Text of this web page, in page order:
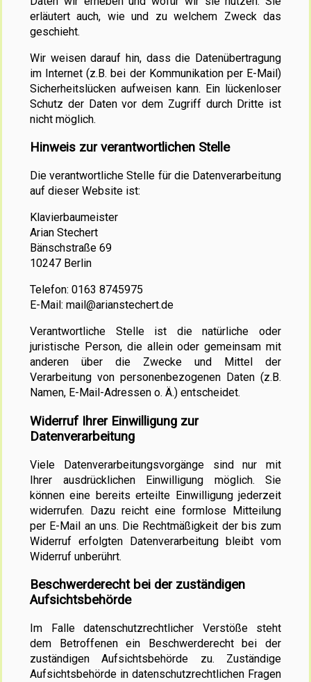
erläutert auch, wie und zu welchem Zweck das
geschieht.
Wir weisen darauf hin, dass die Datenübertragung
im Internet (z.B. bei der Kommunikation per E-Mail)
Sicherheitslücken aufweisen kann. Ein lückenloser
Schutz der Daten vor dem Zugriff durch Dritte ist
nicht möglich.
Hinweis zur verantwortlichen Stelle
Die verantwortliche Stelle für die Datenverarbeitung
auf dieser Website ist:
Klavierbaumeister
Arian Stechert
Bänschstraße 69
10247 Berlin
Telefon: 0163 8745975
E-Mail: mail@arianstechert.de
Verantwortliche Stelle ist die natürliche oder
juristische Person, die allein oder gemeinsam mit
anderen über die Zwecke und Mittel der
Verarbeitung von personenbezogenen Daten (z.B.
Namen, E-Mail-Adressen o. Ä.) entscheidet.
Widerruf Ihrer Einwilligung zur
Datenverarbeitung
Viele Datenverarbeitungsvorgänge sind nur mit
Ihrer ausdrücklichen Einwilligung möglich. Sie
können eine bereits erteilte Einwilligung jederzeit
widerrufen. Dazu reicht eine formlose Mitteilung
per E-Mail an uns. Die Rechtmäßigkeit der bis zum
Widerruf erfolgten Datenverarbeitung bleibt vom
Widerruf unberührt.
Beschwerderecht bei der zuständigen
Aufsichtsbehörde
Im Falle datenschutzrechtlicher Verstöße steht
dem Betroffenen ein Beschwerderecht bei der
zuständigen Aufsichtsbehörde zu. Zuständige
Aufsichtsbehörde in datenschutzrechtlichen Fragen